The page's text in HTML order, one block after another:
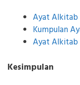
Ayat Alkitab
Kumpulan
Ayat Alkitab
Kesimpulan